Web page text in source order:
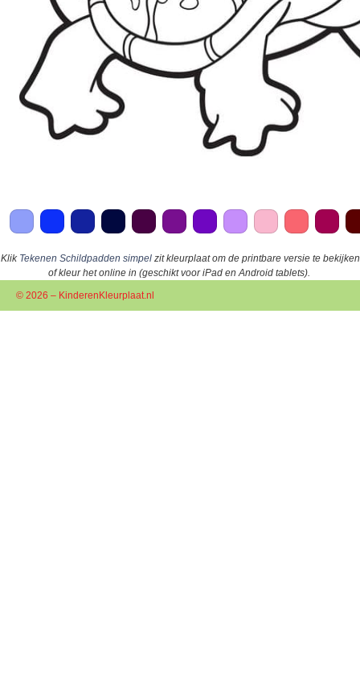
Klik Tekenen Schildpadden simpelzit kleurplaat om de printbare versie te bekijken
of kleur het online in (geschikt voor iPad en Android tablets).
© 2026 – KinderenKleurplaat.nl